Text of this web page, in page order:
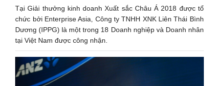
Tại Giải thưởng kinh doanh Xuất sắc Châu Á 2018 được tổ
chức bởi Enterprise Asia, Công ty TNHH XNK Liên Thái Bình
Dương (IPPG) là một trong 18 Doanh nghiệp và Doanh nhân
tại Việt Nam được công nhận.